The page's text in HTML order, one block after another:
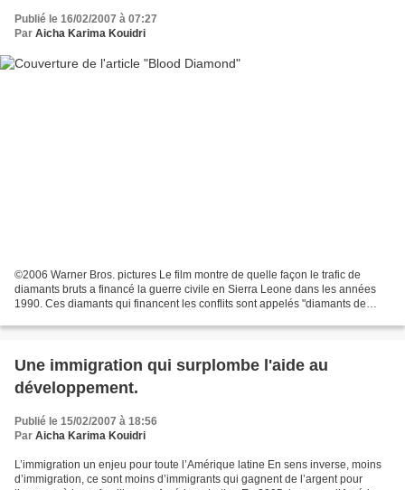
Publié le 16/02/2007 à 07:27
Par Aicha Karima Kouidri
©2006 Warner Bros. pictures Le film montre de quelle façon le trafic de
diamants bruts a financé la guerre civile en Sierra Leone dans les années
1990. Ces diamants qui financent les conflits sont appelés "diamants de
Une immigration qui surplombe l'aide au
développement.
Publié le 15/02/2007 à 18:56
Par Aicha Karima Kouidri
L’immigration un enjeu pour toute l’Amérique latine En sens inverse, moins
d’immigration, ce sont moins d’immigrants qui gagnent de l’argent pour